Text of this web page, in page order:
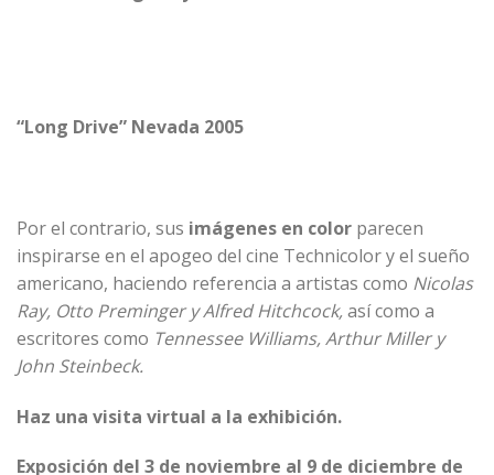
“Long Drive” Nevada 2005
Por el contrario, sus imágenes en color parecen
inspirarse en el apogeo del cine Technicolor y el sueño
americano, haciendo referencia a artistas como Nicolas
Ray, Otto Preminger y Alfred Hitchcock,así como a
escritores como Tennessee Williams, Arthur Miller y
John Steinbeck.
Haz una visita virtual a la exhibición.
Exposición del 3 de noviembre al 9 de diciembre de